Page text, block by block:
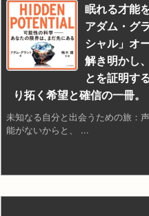
眠れる才能
アダム・グ
シャル」オ
解き明かし
とを証明す
り拓く希望と確信の一冊。
未知なる自分と出会うための旅：
能がないからと、 ...